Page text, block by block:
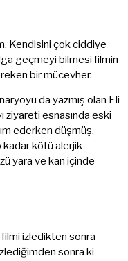
Kendisini çok ciddiye
geçmeyi bilmesi filmin
bir mücevher.
da yazmış olan Eli
ziyareti esnasında eski
ederken düşmüş.
kadar kötü alerjik
yara ve kan içinde
filmi izledikten sonra
sonra ki